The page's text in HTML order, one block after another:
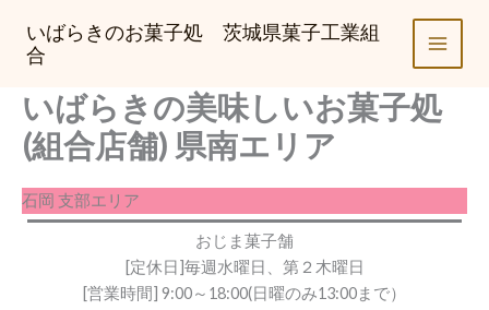
いばらきのお菓子処 茨城県菓子工業組
合
いばらきの美味しいお菓子処
(組合店舗) 県南エリア
石岡 支部エリア
おじま菓子舗
[定休日]毎週水曜日、第２木曜日
[営業時間] 9:00～18:00(日曜のみ13:00まで）